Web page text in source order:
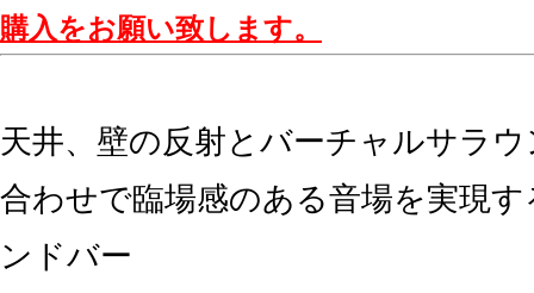
購入をお願い致します。
天井、壁の反射とバーチャルサラ
合わせで臨場感のある音場を実現
ンドバー